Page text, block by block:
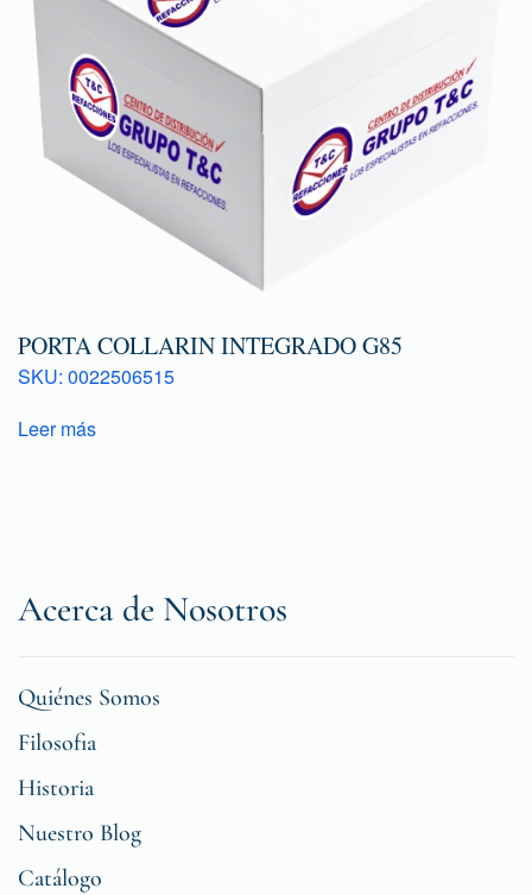
PORTA COLLARIN INTEGRADO G85
SKU: 0022506515
Leer más
Acerca de Nosotros
Quiénes Somos
Filosofia
Historia
Nuestro Blog
Catálogo